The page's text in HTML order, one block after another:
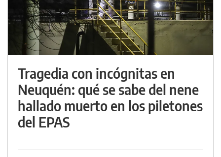
Tragedia con incógnitas en
Neuquén: qué se sabe del nene
hallado muerto en los piletones
del EPAS